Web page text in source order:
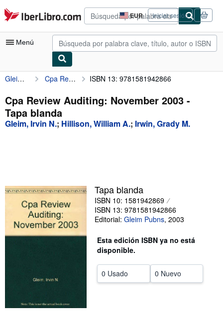
Pasar al contenido principal
IberLibro.com EUR
Preferencias
de
compra
del
Iniciar sesión
Menú
Mi cuenta
Consultar mis pedidos
Búsqueda avanzada
Vendedores
Comenzar a vender
Ayuda
CERRAR
Gleim, Irvin N. Cpa Review Auditing: November 2003 ISBN 13: 9781581942866
Cpa Review Auditing: November 2003 -
Tapa blanda
Gleim, Irvin N.; Hillison, William A.; Irwin, Grady M.
Tapa blanda
ISBN 10: 1581942869
ISBN 13: 9781581942866
Editorial: Gleim Pubns, 2003
Esta edición ISBN ya no está
disponible.
0 Usado 0 Nuevo